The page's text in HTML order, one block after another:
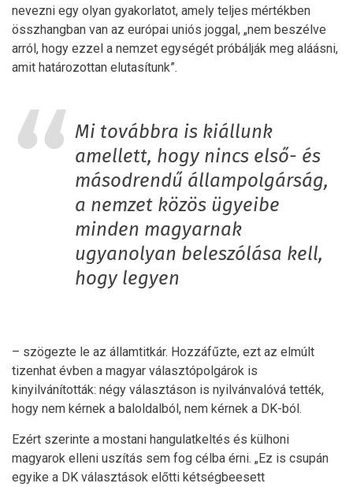
nevezni egy olyan gyakorlatot, amely teljes mértékben
összhangban van az európai uniós joggal, „nem beszélve
arról, hogy ezzel a nemzet egységét próbálják meg aláásni,
amit határozottan elutasítunk”.
Mi továbbra is kiállunk
amellett, hogy nincs első- és
másodrendű állampolgárság,
a nemzet közös ügyeibe
minden magyarnak
ugyanolyan beleszólása kell,
hogy legyen
– szögezte le az államtitkár. Hozzáfűzte, ezt az elmúlt
tizenhat évben a magyar választópolgárok is
kinyilvánították: négy választáson is nyilvánvalóvá tették,
hogy nem kérnek a baloldalból, nem kérnek a DK-ból.
Ezért szerinte a mostani hangulatkeltés és külhoni
magyarok elleni uszítás sem fog célba érni. „Ez is csupán
egyike a DK választások előtti kétségbeesett